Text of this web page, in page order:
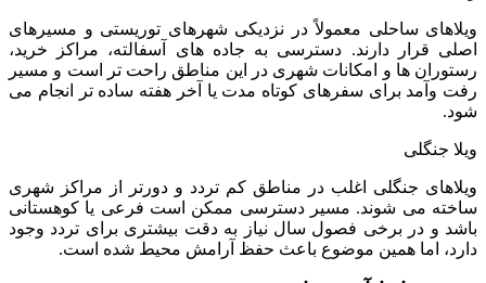
ویلاهای ساحلی معمولاً در نزدیکی شهرهای توریستی و مسیرهای
اصلی قرار دارند. دسترسی به جاده های آسفالته، مراکز خرید،
رستوران ها و امکانات شهری در این مناطق راحت تر است و مسیر
رفت وآمد برای سفرهای کوتاه مدت یا آخر هفته ساده تر انجام می
شود.
ویلا جنگلی
ویلاهای جنگلی اغلب در مناطق کم تردد و دورتر از مراکز شهری
ساخته می شوند. مسیر دسترسی ممکن است فرعی یا کوهستانی
باشد و در برخی فصول سال نیاز به دقت بیشتری برای تردد وجود
دارد، اما همین موضوع باعث حفظ آرامش محیط شده است.